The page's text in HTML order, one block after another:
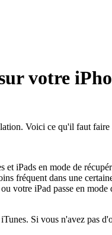
votre
Voici ce qu'il faut
iPads en mode de
fréquent dans une
votre iPad passe en
Si vous n'avez pas